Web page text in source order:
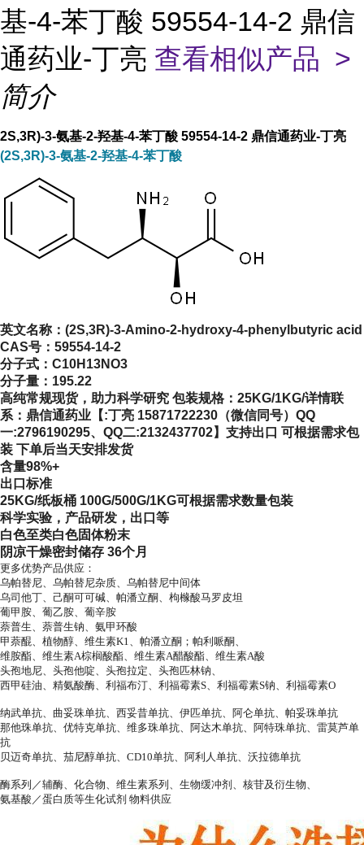
基-4-苯丁酸 59554-14-2 鼎信
通药业-丁亮 查看相似产品 >
简介
2S,3R)-3-氨基-2-羟基-4-苯丁酸 59554-14-2 鼎信通药业-丁亮
(2S,3R)-3-氨基-2-羟基-4-苯丁酸
英文名称： (2S,3R)-3-Amino-2-hydroxy-4-phenylbutyric acid
CAS号： 59554-14-2
分子式： C10H13NO3
分子量： 195.22
高纯常规现货，助力科学研究 包装规格：25KG/1KG/详情联
系：鼎信通药业【:丁亮 15871722230（微信同号）QQ
一:2796190295、QQ二:2132437702】支持出口 可根据需求包
装 下单后当天安排发货
含量98%+
出口标准
25KG/纸板桶 100G/500G/1KG可根据需求数量包装
科学实验，产品研发，出口等
白色至类白色固体粉末
阴凉干燥密封储存 36个月
更多优势产品供应：
乌帕替尼、乌帕替尼杂质、乌帕替尼中间体
乌司他丁、己酮可可碱、帕潘立酮、枸橼酸马罗皮坦
葡甲胺、葡乙胺、葡辛胺
萘普生、萘普生钠、氨甲环酸
甲萘醌、植物醇、维生素K1、帕潘立酮；帕利哌酮、
维胺酯、维生素A棕榈酸酯、维生素A醋酸酯、维生素A酸
头孢地尼、头孢他啶、头孢拉定、头孢匹林钠、
西甲硅油、精氨酸酶、利福布汀、利福霉素S、利福霉素S钠、利福霉素O
纳武单抗、曲妥珠单抗、西妥昔单抗、伊匹单抗、阿仑单抗、帕妥珠单抗
那他珠单抗、优特克单抗、维多珠单抗、阿达木单抗、阿特珠单抗、雷莫芦单
抗
贝迈奇单抗、茄尼醇单抗、CD10单抗、阿利人单抗、沃拉德单抗
酶系列／辅酶、化合物、维生素系列、生物缓冲剂、核苷及衍生物、
氨基酸／蛋白质等生化试剂 物料供应